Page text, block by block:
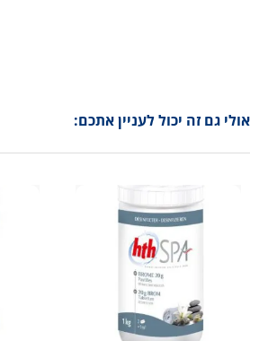
אולי גם זה יכול לעניין אתכם: